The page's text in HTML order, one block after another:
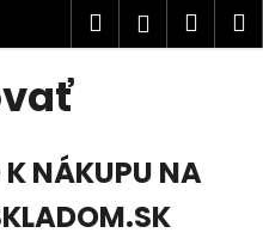
Hľadať
NÁKUPU NA